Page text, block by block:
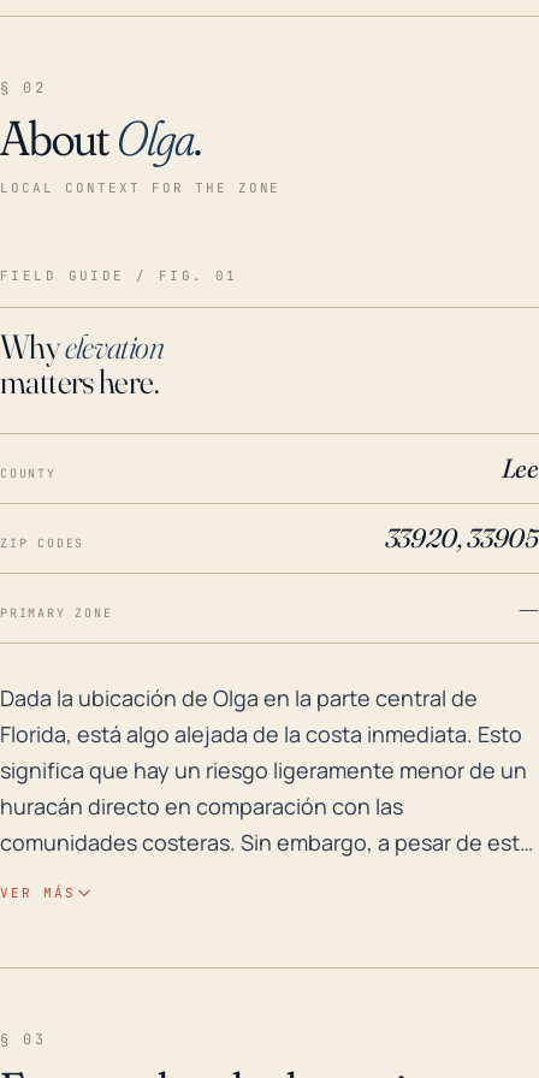
§ 02
AboutOlga.
LOCAL CONTEXT FOR THE ZONE
FIELD GUIDE / FIG. 01
Whyelevation
matters here.
COUNTY Lee
ZIP CODES 33920, 33905
PRIMARY ZONE —
Dada la ubicación de Olga en la parte central de
Dada la ubicación de Olga en la parte central de
Florida, está algo alejada de la costa inmediata. Esto
significa que hay un riesgo ligeramente menor de un
huracán directo en comparación con las
comunidades costeras. Sin embargo, a pesar de este
hecho, los huracanes aún pueden causar daños
VER MÁS
§ 03